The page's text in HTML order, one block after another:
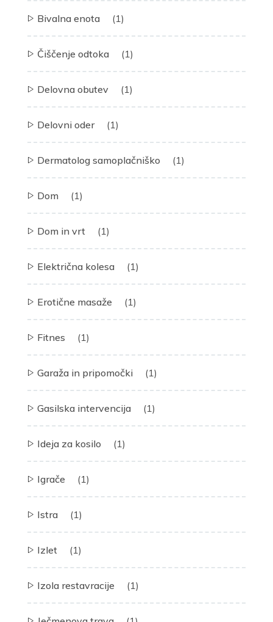
Bivalna enota (1)
Čiščenje odtoka (1)
Delovna obutev (1)
Delovni oder (1)
Dermatolog samoplačniško (1)
Dom (1)
Dom in vrt (1)
Električna kolesa (1)
Erotične masaže (1)
Fitnes (1)
Garaža in pripomočki (1)
Gasilska intervencija (1)
Ideja za kosilo (1)
Igrače (1)
Istra (1)
Izlet (1)
Izola restavracije (1)